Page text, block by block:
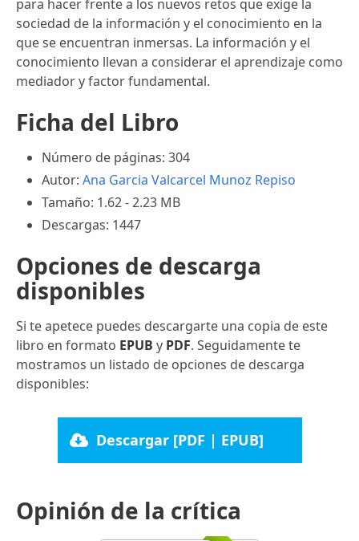
para hacer frente a los nuevos retos que exige la
sociedad de la información y el conocimiento en la
que se encuentran inmersas. La información y el
conocimiento llevan a considerar el aprendizaje como
mediador y factor fundamental.
Ficha del Libro
Número de páginas: 304
Autor: Ana Garcia Valcarcel Munoz Repiso
Tamaño: 1.62 - 2.23 MB
Descargas: 1447
Opciones de descarga
disponibles
Si te apetece puedes descargarte una copia de este
libro en formato EPUB y PDF. Seguidamente te
mostramos un listado de opciones de descarga
disponibles:
Descargar [PDF | EPUB]
Opinión de la crítica